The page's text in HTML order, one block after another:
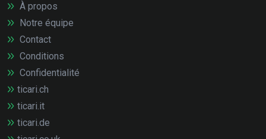
À propos
Notre équipe
Contact
Conditions
Confidentialité
ticari.ch
ticari.it
ticari.de